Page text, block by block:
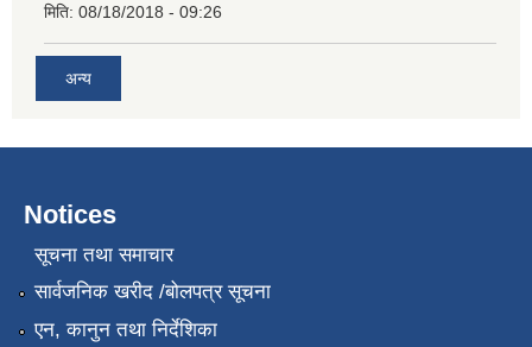
मिति: 08/18/2018 - 09:26
अन्य
Notices
सूचना तथा समाचार
सार्वजनिक खरीद /बोलपत्र सूचना
एन, कानुन तथा निर्देशिका